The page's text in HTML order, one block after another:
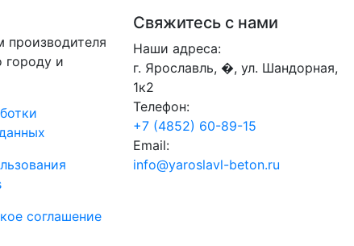
производителя
городу и
соглашение
Свяжитесь с нами
Наши адреса:
г. Ярославль, �, ул. Шандорная,
1к2
Телефон:
+7 (4852) 60-89-15
Email:
info@yaroslavl-beton.ru